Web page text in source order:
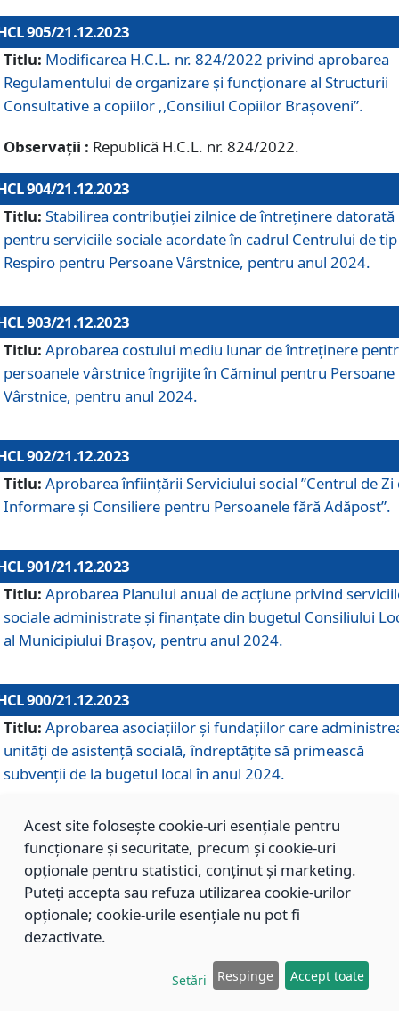
905/21.12.2023
Titlu: Modificarea H.C.L. nr. 824/2022 privind aprobarea
Regulamentului de organizare şi funcţionare al Structurii
Consultative a copiilor ,,Consiliul Copiilor Braşoveni”.
Observații : Republică H.C.L. nr. 824/2022.
904/21.12.2023
Titlu: Stabilirea contribuţiei zilnice de întreținere datorată
pentru serviciile sociale acordate în cadrul Centrului de tip
Respiro pentru Persoane Vârstnice, pentru anul 2024.
903/21.12.2023
Titlu: Aprobarea costului mediu lunar de întreţinere
persoanele vârstnice îngrijite în Căminul pentru Persoane
Vârstnice, pentru anul 2024.
902/21.12.2023
Titlu: Aprobarea înființării Serviciului social ”Centrul de Zi
Informare și Consiliere pentru Persoanele fără Adăpost”.
901/21.12.2023
Titlu: Aprobarea Planului anual de acțiune privind
sociale administrate și finanțate din bugetul Consiliului
al Municipiului Brașov, pentru anul 2024.
900/21.12.2023
Titlu: Aprobarea asociațiilor şi fundațiilor care
unități de asistenţă socială, îndreptăţite să primească
subvenţii de la bugetul local în anul 2024.
899/21.12.2023
Aprobarea standardelor de cost pentru serviciile
sociale furnizate în cadrul Direcției de Asistență Socială
Brașov, pentru anul 2024.
Modificarea Anexei la H.C.L. nr. 91 din 09.02.2018,
Acest site folosește cookie-uri esențiale pentru
funcționare și securitate, precum și cookie-uri
opționale pentru statistici, conținut și marketing.
Puteți accepta sau refuza utilizarea cookie-urilor
opționale; cookie-urile esențiale nu pot fi
dezactivate.
Setări Respinge Accept toate